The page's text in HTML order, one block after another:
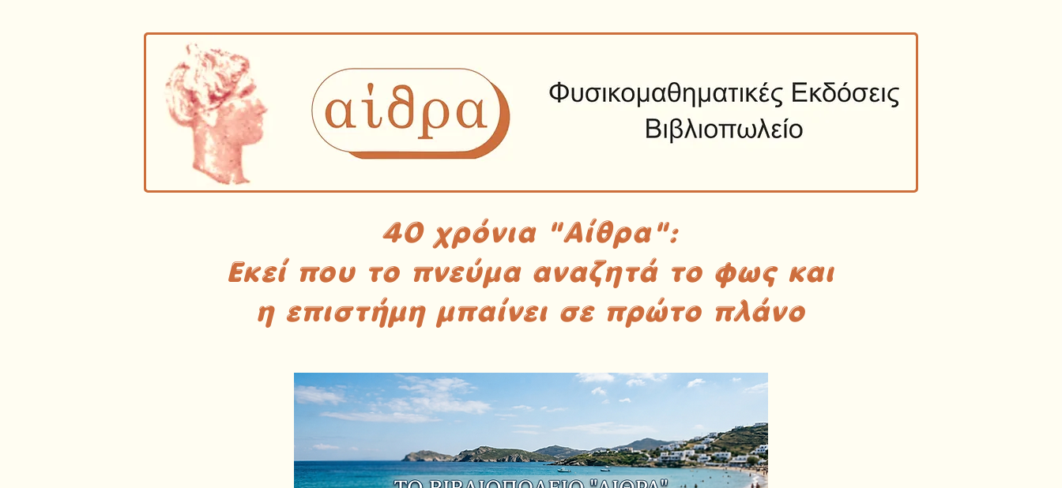
40 χρόνια "Αίθρα":
Εκεί που το πνεύμα αναζητά το φως και
η επιστήμη μπαίνει σε πρώτο πλάνο